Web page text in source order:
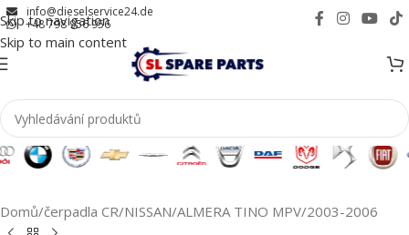
Skip to navigation
Skip to main content
info@dieselservice24.de
+48 798 956 956
Domů/čerpadla CR/NISSAN/ALMERA TINO MPV/2003-2006